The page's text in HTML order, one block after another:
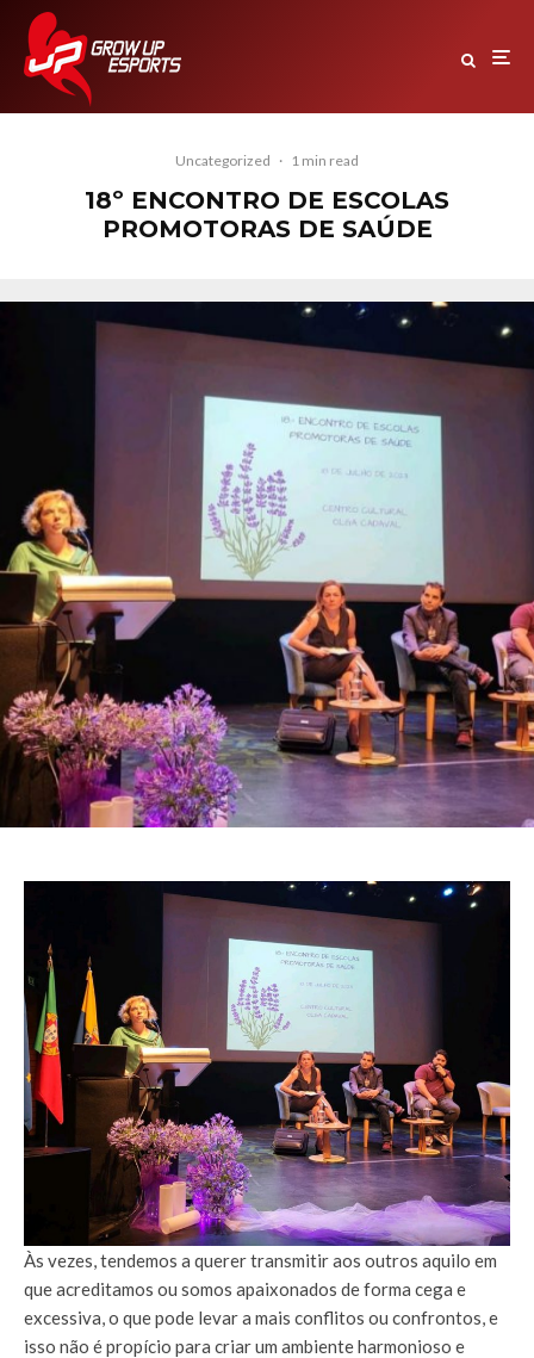
Uncategorized · 1 min read
18º ENCONTRO DE ESCOLAS
PROMOTORAS DE SAÚDE
Às vezes, tendemos a querer transmitir aos outros aquilo em
que acreditamos ou somos apaixonados de forma cega e
excessiva, o que pode levar a mais conflitos ou confrontos, e
isso não é propício para criar um ambiente harmonioso e